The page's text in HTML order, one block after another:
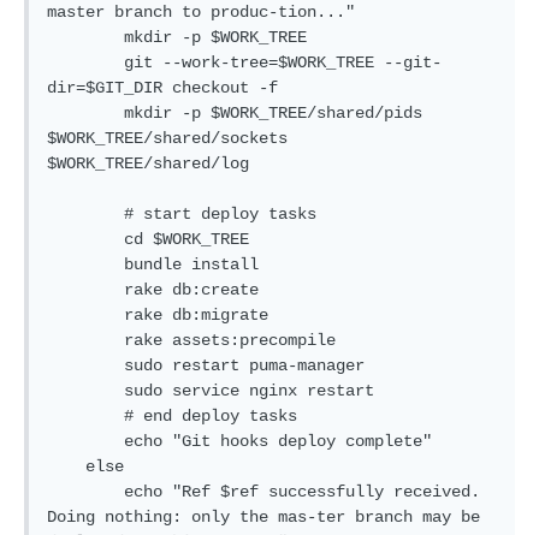
master branch to produc-tion..."
dir=$GIT_DIR checkout -f
$WORK_TREE/shared/sockets
$WORK_TREE/shared/log
Doing nothing: only the mas-ter branch may be